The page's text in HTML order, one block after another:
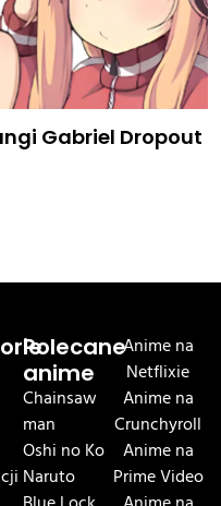
Gabriel Dropout
Polecane
anime
Chainsaw
man
Oshi no Ko
Naruto
Anime na
Netflixie
Anime na
Crunchyroll
Anime na
Prime Video